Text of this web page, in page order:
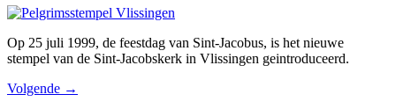
Op 25 juli 1999, de feestdag van Sint-Jacobus, is het nieuwe
stempel van de Sint-Jacobskerk in Vlissingen geintroduceerd.
Volgende →